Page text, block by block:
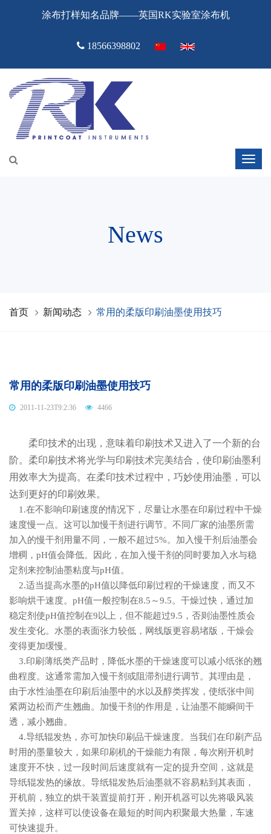
涂布打样知名品牌——英国RK实验室涂布机
18566398802
News
首页 新闻动态 常用的柔版印刷油墨使用技巧
常用的柔版印刷油墨使用技巧
2011-11-23T9:2:36 4466
柔印技术的出现，意味着印刷技术又进入了一个新的台
阶。柔印刷技术将光学与印刷技术完美结合，使印刷油墨利
用效率大为提高。在柔印技术过程中，巧妙使用油墨，可以
达到更好的印刷效果。
1.在不影响印刷速度的情况下，尽量让水墨在印刷过程中干燥
速度慢一点。这可以加慢干剂进行调节。不同厂家的油墨所需
加入的慢干剂用量不同，一般不超过5%。加入慢干剂后油墨会
增稠，pH值会降低。因此，在加入慢干剂的同时要加入水与稳
定剂来控制油墨粘度与pH值。
2.适当提高水墨的pH值以降低印刷过程的干燥速度，而又不
影响烘干速度。pH值一般控制在8.5～9.5。干燥过快，通过加
稳定剂使pH值控制在9以上，但不能超过9.5，否则油墨性质会
发生变化。水墨的表面张力较低，网线版更容易堵版，干燥会
变得更加缓慢。
3.印刷薄纸类产品时，降低水墨的干燥速度可以减小纸张的翘
曲程度。这通常需加入慢干剂或阻滞剂进行调节。其理由是，
由于水性油墨在印刷后油墨中的水以及醇类挥发，使纸张中间
紧两边松而产生翘曲。加慢干剂的作用是，让油墨不能瞬间干
透，减小翘曲。
4.导纸辊发热，亦可加快印刷品干燥速度。当我们在印刷产品
时用的墨量较大，如果印刷机的干燥能力有限，每次刚开机时
速度开不快，过一段时间后速度就有一定的提升空间，这就是
导纸辊发热的缘故。导纸辊发热后油墨就不容易粘到其表面，
开机前，独立的烘干装置提前打开，刚开机器可以先将吸风装
置关掉，这样可以使设备在最短的时间内积聚最大热量，车速
可快速提升。